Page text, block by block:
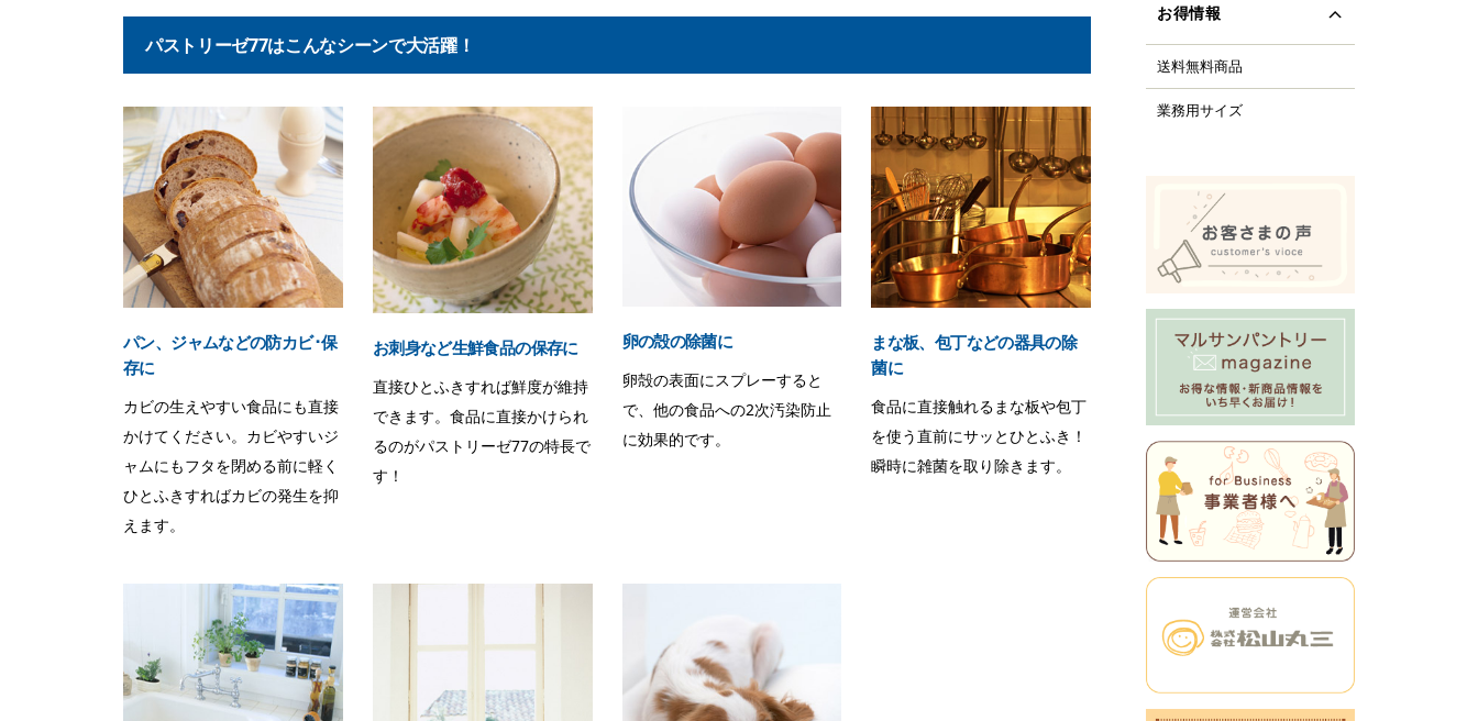
パストリーゼ77はこんなシーンで大活躍！
パン、ジャムなどの防カビ･保
存に
カビの生えやすい食品にも直接
かけてください。カビやすいジ
ャムにもフタを閉める前に軽く
ひとふきすればカビの発生を抑
えます。
お刺身など生鮮食品の保存に
直接ひとふきすれば鮮度が維持
できます。食品に直接かけられ
るのがパストリーゼ77の特長で
す！
卵の殻の除菌に
卵殻の表面にスプレーすると
で、他の食品への2次汚染防止
に効果的です。
まな板、包丁などの器具の除
菌に
食品に直接触れるまな板や包丁
を使う直前にサッとひとふき！
瞬時に雑菌を取り除きます。
オレンジデー商品
母の日
父の日
文化祭・お祭り
バーベキューにおすすめ
の商品
ハロウィーン
クリスマス
すべて見る
お得情報
送料無料商品
業務用サイズ